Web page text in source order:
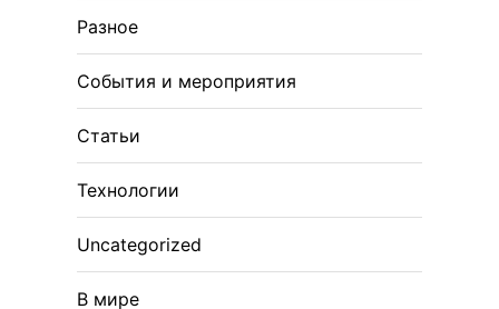
Разное
События и мероприятия
Статьи
Технологии
Uncategorized
В мире